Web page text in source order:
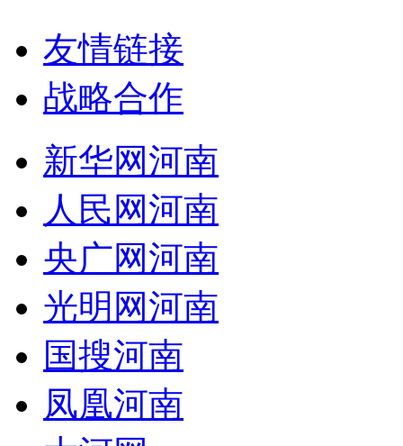
友情链接
战略合作
新华网河南
人民网河南
央广网河南
光明网河南
国搜河南
凤凰河南